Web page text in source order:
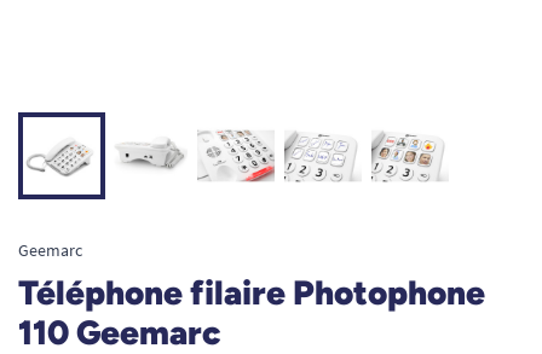
Geemarc
Téléphone filaire Photophone
110 Geemarc